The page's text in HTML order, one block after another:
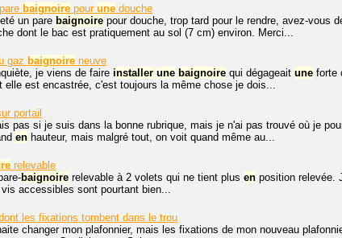
baignoire pour une douche
un pare baignoire pour douche, trop tard pour le rendre, avez-vous
dont le bac est pratiquement au sol (7 cm) environ. Merci...
gaz baignoire neuve
je viens de faire installer une baignoire qui dégageait une forte
elle est encastrée, c'est toujours la même chose je dois...
portail
pas si je suis dans la bonne rubrique, mais je n'ai pas trouvé où je
en hauteur, mais malgré tout, on voit quand même au...
relevable
baignoire relevable à 2 volets qui ne tient plus en position relevée.
accessibles sont pourtant bien...
les fixations tombent dans le trou
changer mon plafonnier, mais les fixations de mon nouveau